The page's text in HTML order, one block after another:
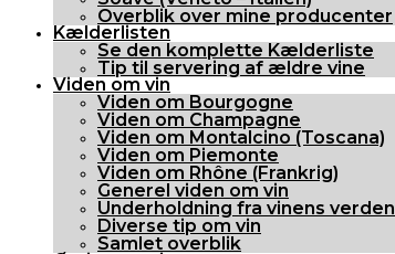
Overblik over mine producenter
Kælderlisten
Se den komplette Kælderliste
Tip til servering af ældre vine
Viden om vin
Viden om Bourgogne
Viden om Champagne
Viden om Montalcino (Toscana)
Viden om Piemonte
Viden om Rhône (Frankrig)
Generel viden om vin
Underholdning fra vinens verden
Diverse tip om vin
Samlet overblik